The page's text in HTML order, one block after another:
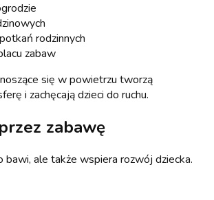
rodzinnych
zabaw
się w powietrzu tworzą
i zachęcają dzieci do ruchu.
zabawę
bawi, ale także wspiera rozwój dziecka.